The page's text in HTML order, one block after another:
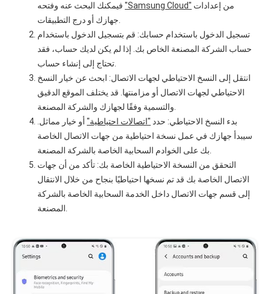
فيمكنك البحث عنه وفتحه"Samsung Cloud"
جهازك أو درج التطبيقات.
تسجيل الدخول باستخدام حسابك: قم بتسجيل الدخول باستخدام
حساب الشركة المصنعة الخاص بك. إذا لم يكن لديك حساب، فقد
تحتاج إلى إنشاء حساب.
انتقل إلى النسخ الاحتياطي لجهات الاتصال: ابحث عن خيار النسخ
الاحتياطي لجهات الاتصال أو مزامنتها. قد يختلف الموقع الدقيق
والتسمية وفقًا لجهازك والشركة المصنعة.
بدء النسخ الاحتياطي: حدد "اتصالات احتياطية"أو خيار مماثل.
سيبدأ جهازك في عمل نسخة احتياطية من جهات الاتصال الخاصة
بك على الخوادم السحابية الخاصة بالشركة المصنعة.
التحقق من النسخة الاحتياطية الخاصة بك: تأكد من أن جهات
الاتصال الخاصة بك قد تم نسخها احتياطيًا بنجاح من خلال الانتقال
إلى قسم جهات الاتصال داخل الخدمة السحابية الخاصة بالشركة
المصنعة.